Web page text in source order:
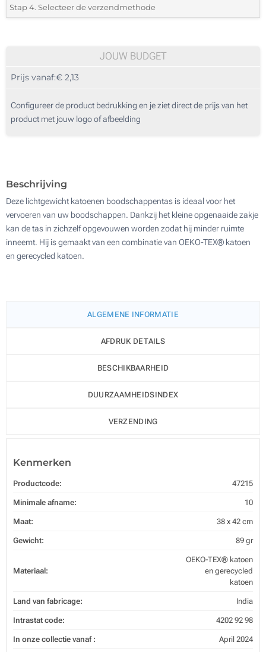
1 Kleur (Aan een kant)
3 Kleuren (Aan een kant)
Digitale full colour transfer (Aan een kant)
*Selecteer uit de lijst of voeg het gewenste aantal in
20
100
Stap 4. Selecteer de verzendmethode
JOUW BUDGET
Prijs vanaf:€ 2,13
Configureer de product bedrukking en je ziet direct de prijs van het
product met jouw logo of afbeelding
Beschrijving
Deze lichtgewicht katoenen boodschappentas is ideaal voor het
vervoeren van uw boodschappen. Dankzij het kleine opgenaaide zakje
kan de tas in zichzelf opgevouwen worden zodat hij minder ruimte
inneemt. Hij is gemaakt van een combinatie van OEKO-TEX® katoen
en gerecycled katoen.
ALGEMENE INFORMATIE
AFDRUK DETAILS
BESCHIKBAARHEID
DUURZAAMHEIDSINDEX
VERZENDING
Kenmerken
Productcode: 47215
Minimale afname: 10
Maat: 38 x 42 cm
Gewicht: 89 gr
Materiaal:
OEKO-TEX® katoen
en gerecycled
katoen
Land van fabricage: India
Intrastat code: 4202 92 98
In onze collectie vanaf : April 2024